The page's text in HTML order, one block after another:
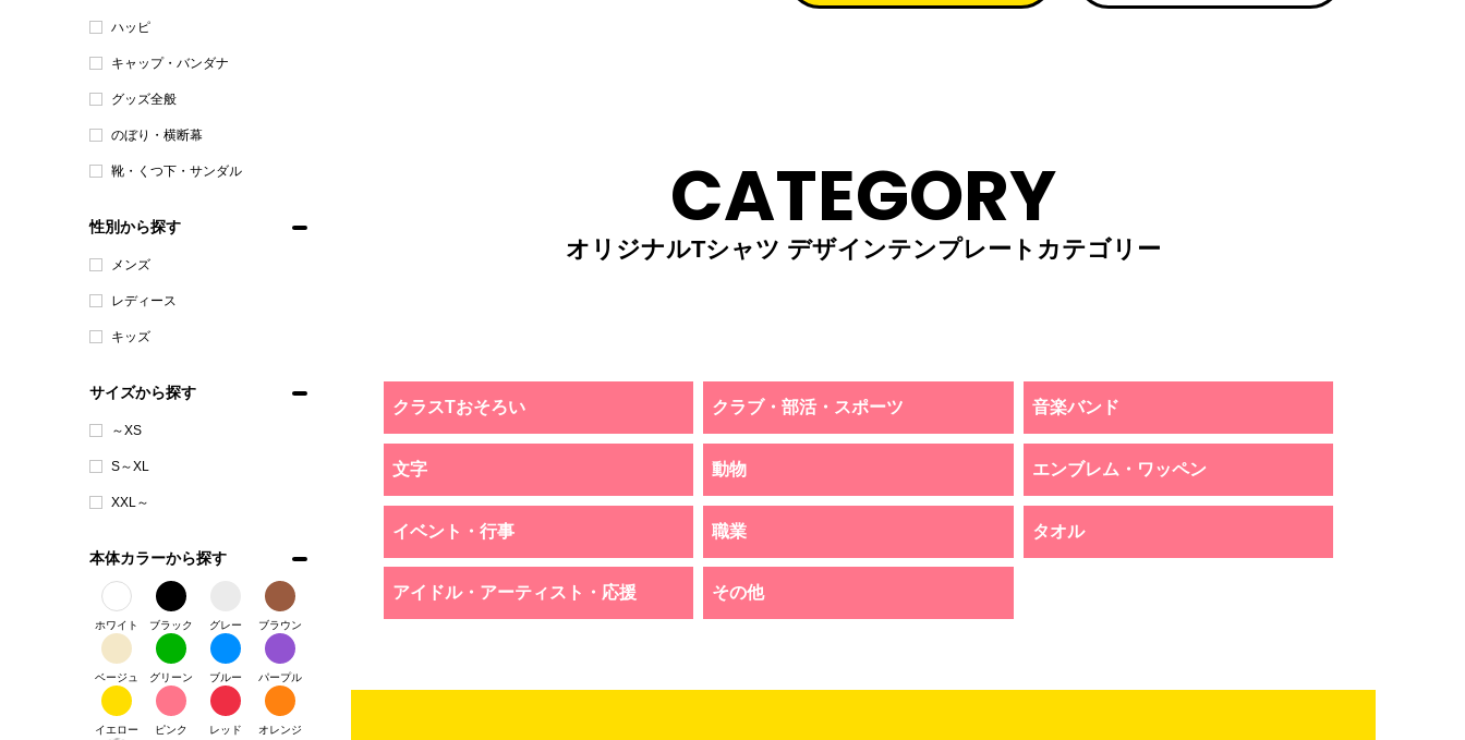
ハッピ
キャップ・バンダナ
グッズ全般
のぼり・横断幕
靴・くつ下・サンダル
性別から探す
メンズ
レディース
キッズ
サイズから探す
～XS
S～XL
XXL～
本体カラーから探す
ホワイト ブラック グレー ブラウン
ベージュ グリーン ブルー パープル
イエロー ピンク レッド オレンジ
CATEGORY
オリジナルTシャツ デザインテンプレートカテゴリー
クラスTおそろい クラブ・部活・スポーツ 音楽バンド
文字 動物 エンブレム・ワッペン
イベント・行事 職業 タオル
アイドル・アーティスト・応援 その他